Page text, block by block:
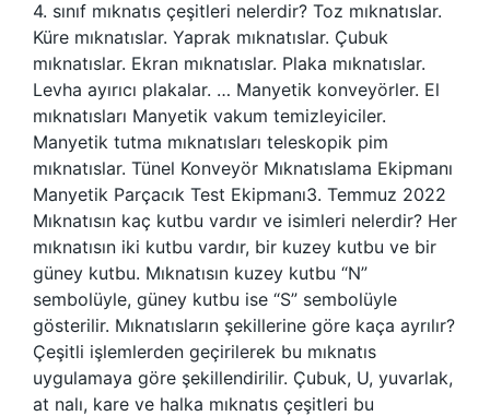
4. sınıf mıknatıs çeşitleri nelerdir? Toz mıknatıslar.
Küre mıknatıslar. Yaprak mıknatıslar. Çubuk
mıknatıslar. Ekran mıknatıslar. Plaka mıknatıslar.
Levha ayırıcı plakalar. … Manyetik konveyörler. El
mıknatısları Manyetik vakum temizleyiciler.
Manyetik tutma mıknatısları teleskopik pim
mıknatıslar. Tünel Konveyör Mıknatıslama Ekipmanı
Manyetik Parçacık Test Ekipmanı3. Temmuz 2022
Mıknatısın kaç kutbu vardır ve isimleri nelerdir? Her
mıknatısın iki kutbu vardır, bir kuzey kutbu ve bir
güney kutbu. Mıknatısın kuzey kutbu “N”
sembolüyle, güney kutbu ise “S” sembolüyle
gösterilir. Mıknatısların şekillerine göre kaça ayrılır?
Çeşitli işlemlerden geçirilerek bu mıknatıs
uygulamaya göre şekillendirilir. Çubuk, U, yuvarlak,
at nalı, kare ve halka mıknatıs çeşitleri bu